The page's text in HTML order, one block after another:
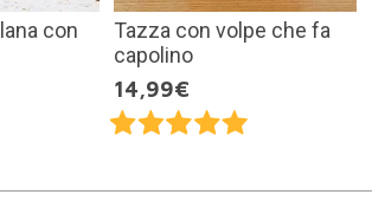
con
Tazza con volpe che fa
capolino
14,99€